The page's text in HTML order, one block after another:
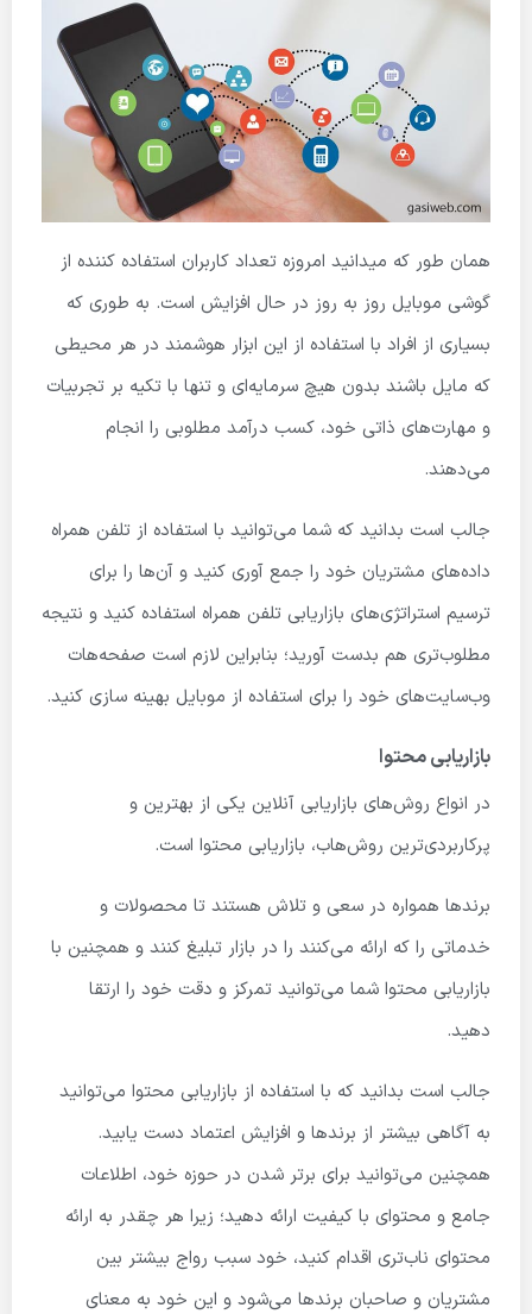
همان طور که می­دانید امروزه تعداد کاربران استفاده کننده از
گوشی موبایل روز به روز در حال افزایش است. به طوری که
بسیاری از افراد با استفاده از این ابزار هوشمند در هر محیطی
که مایل باشند بدون هیچ سرمایه‌ای و تنها با تکیه بر تجربیات
و مهارت‌های ذاتی خود، کسب درآمد مطلوبی را انجام
می‌دهند.
جالب است بدانید که شما می‌توانید با استفاده از تلفن همراه
داده‌های مشتریان خود را جمع آوری کنید و آن‌ها را برای
ترسیم استراتژی‌های بازاریابی تلفن همراه استفاده کنید و نتیجه
مطلوب‌تری هم بدست آورید؛ بنابراین لازم است صفحه‌هات
وب‌سایت‌های خود را برای استفاده از موبایل بهینه سازی کنید.
بازاریابی محتوا
در انواع روش‌های بازاریابی آنلاین یکی از بهترین و
پرکاربردی‌ترین روش‌هاب، بازاریابی محتوا است.
برندها همواره در سعی و تلاش هستند تا محصولات و
خدماتی را که ارائه می‌کنند را در بازار تبلیغ کنند و همچنین با
بازاریابی محتوا شما می‌توانید تمرکز و دقت خود را ارتقا
دهید.
جالب است بدانید که با استفاده از بازاریابی محتوا می‌توانید
به آگاهی بیشتر از برندها و افزایش اعتماد دست یابید.
همچنین می‌توانید برای برتر شدن در حوزه خود، اطلاعات
جامع و محتوای با کیفیت ارائه دهید؛ زیرا هر چقدر به ارائه
محتوای ناب‌تری اقدام کنید، خود سبب رواج بیشتر بین
مشتریان و صاحبان برندها می‌شود و این خود به معنای